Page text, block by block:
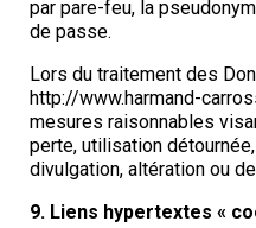
par pare-feu, la
de passe.
Lors du traitement des
http://www.harmand-
mesures raisonnables
perte, utilisation
divulgation, altération ou
9. Liens hypertextes «